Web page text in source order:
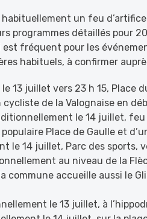
un feu
programmes détaillés pour
fréquent pour les
habituels, à confirmer
13 juillet vers 23 h 15, Place
de la Valognaise en
le 14 juillet, feu
Place de Gaulle et
le 14 juillet, Parc des sports,
au niveau de la
commune accueille aussi le
le 13 juillet, à